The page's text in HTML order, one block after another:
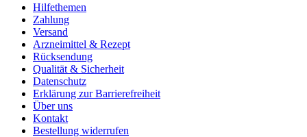
Hilfethemen
Zahlung
Versand
Arzneimittel & Rezept
Rücksendung
Qualität & Sicherheit
Datenschutz
Erklärung zur Barrierefreiheit
Über uns
Kontakt
Bestellung widerrufen